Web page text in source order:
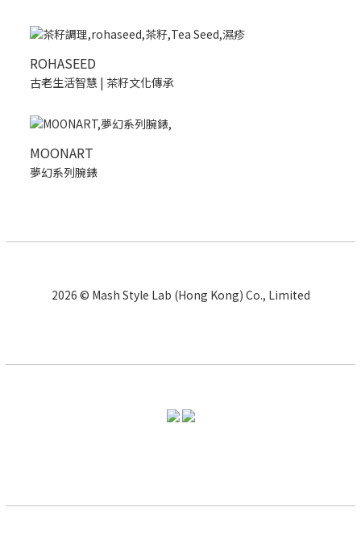
ROHASEED
古老生活智慧 | 茶籽文化傳承
MOONART
夢幻系列腕錶
2026 © Mash Style Lab (Hong Kong) Co., Limited